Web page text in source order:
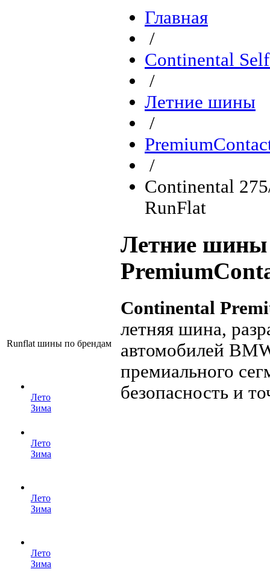
Runflat шины по брендам
Лето
Зима
Лето
Зима
Лето
Зима
Лето
Зима
Главная
/
Continental
/
Летние шины
/
/
Continental
RunFlat
Летние шины
Continental
летняя шина,
автомобилей
премиального
безопасность и